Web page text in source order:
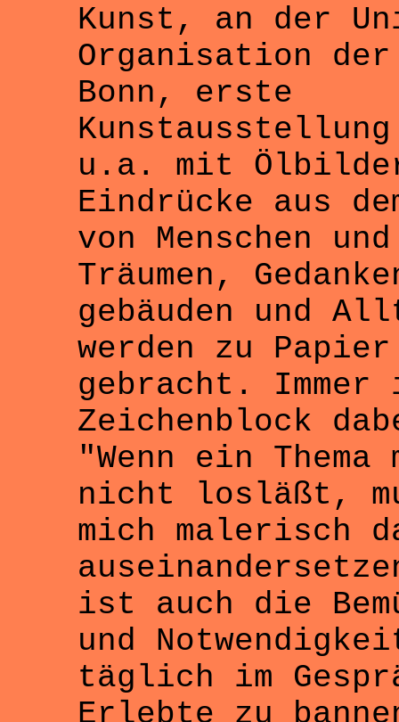
Kunst, an der
Organisation
Bonn, erste
u.a. mit
Eindrücke aus
von Menschen und
Träumen,
gebäuden und
werden zu Papier
gebracht.
Zeichenblock
"Wenn ein Thema
nicht losläßt,
mich malerisch
ist auch die
und
täglich im
Erlebte zu